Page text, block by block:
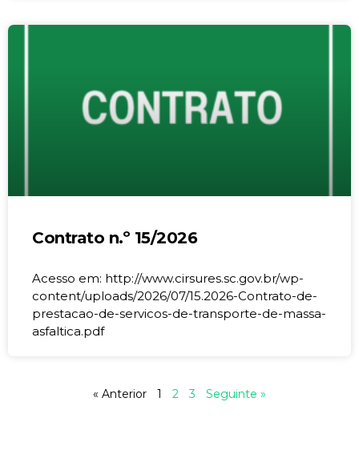
Contrato n.º 15/2026
Acesso em: http://www.cirsures.sc.gov.br/wp-
content/uploads/2026/07/15.2026-Contrato-de-
prestacao-de-servicos-de-transporte-de-massa-
asfaltica.pdf
« Anterior 1 2 3 Seguinte »